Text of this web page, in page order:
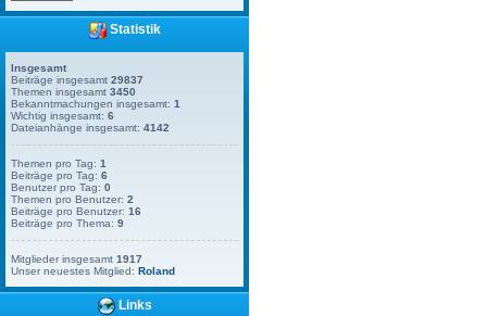
Statistik
Insgesamt
Beiträge insgesamt 29837
Themen insgesamt 3450
Bekanntmachungen insgesamt: 1
Wichtig insgesamt: 6
Dateianhänge insgesamt: 4142
Themen pro Tag: 1
Beiträge pro Tag: 6
Benutzer pro Tag: 0
Themen pro Benutzer: 2
Beiträge pro Benutzer: 16
Beiträge pro Thema: 9
Mitglieder insgesamt 1917
Unser neuestes Mitglied: Roland
Links